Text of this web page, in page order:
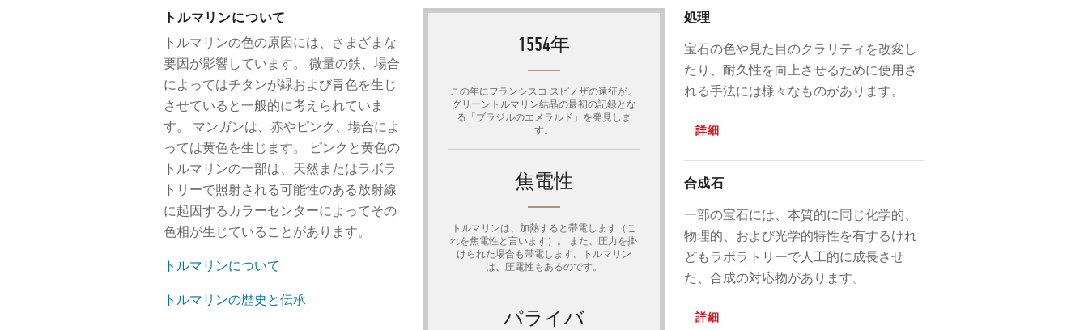
トルマリンについて
トルマリンの色の原因には、さまざまな
要因が影響しています。 微量の鉄、場合
によってはチタンが緑および青色を生じ
させていると一般的に考えられていま
す。 マンガンは、赤やピンク、場合によ
っては黄色を生じます。 ピンクと黄色の
トルマリンの一部は、天然またはラボラ
トリーで照射される可能性のある放射線
に起因するカラーセンターによってその
色相が生じていることがあります。
トルマリンについて
トルマリンの歴史と伝承
1554年
この年にフランシスコ スピノザの遠征が、
グリーントルマリン結晶の最初の記録とな
る「ブラジルのエメラルド」を発見しま
す。
焦電性
トルマリンは、加熱すると帯電します（こ
れを焦電性と言います）。 また、圧力を掛
けられた場合も帯電します。トルマリン
は、圧電性もあるのです。
パライバ
処理
宝石の色や見た目のクラリティを改変し
たり、耐久性を向上させるために使用さ
れる手法には様々なものがあります。
詳細
合成石
一部の宝石には、本質的に同じ化学的、
物理的、および光学的特性を有するけれ
どもラボラトリーで人工的に成長させ
た、合成の対応物があります。
詳細